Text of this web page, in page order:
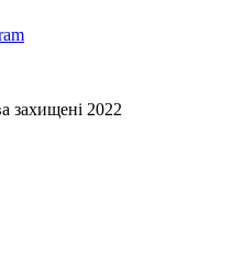
захищені 2022